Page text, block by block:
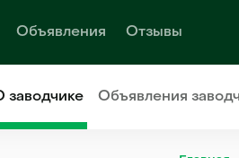
Объявления Отзывы
заводчике Объявления